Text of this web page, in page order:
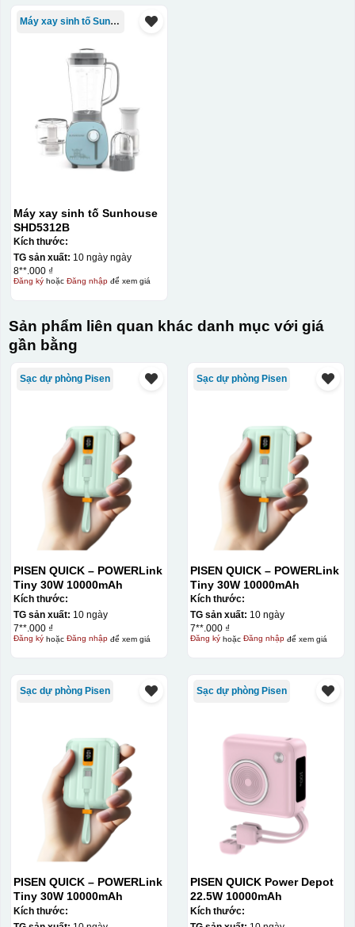
Kiểu in:
In lưới
In lưới (silk screen printing) trong ngành quà tặng là kỹ
thuật in ấn sử dụng một tấm lưới được phủ hóa chất cảm
Máy xay sinh tố Sunhouse
Máy xay sinh tố Sunhouse
SHD5312B
Kích thước:
TG sản xuất: 10 ngày ngày
8**.000 ₫
Đăng kýhoặc Đăng nhậpđể xem giá
Sản phẩm liên quan khác danh mục với giá
gần bằng
Sạc dự phòng Pisen
PISEN QUICK – POWERLink
Tiny 30W 10000mAh
Kích thước:
TG sản xuất: 10 ngày
7**.000 ₫
Đăng kýhoặc Đăng nhậpđể xem giá
Sạc dự phòng Pisen
PISEN QUICK – POWERLink
Tiny 30W 10000mAh
Kích thước:
TG sản xuất: 10 ngày
7**.000 ₫
Đăng kýhoặc Đăng nhậpđể xem giá
Sạc dự phòng Pisen
PISEN QUICK – POWERLink
Tiny 30W 10000mAh
Kích thước:
Sạc dự phòng Pisen
PISEN QUICK Power Depot
22.5W 10000mAh
Kích thước: